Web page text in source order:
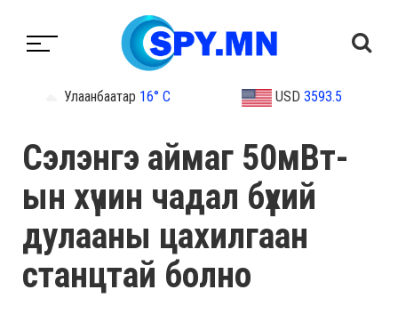
Улаанбаатар 16° C USD 3593.5
Сэлэнгэ аймаг 50мВт-
ын хүчин чадал бүхий
дулааны цахилгаан
станцтай болно